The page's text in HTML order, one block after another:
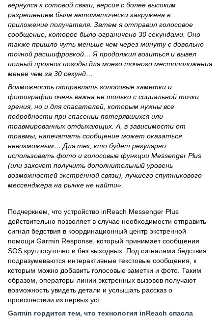
вернулся к сотовой связи, версия с более высоким
разрешением была автоматически загружена в
приложение получателя. Затем я отправил голосовое
сообщение, которое было ограничено 30 секундами. Оно
также пришло чуть меньше чем через минуту с довольно
точной расшифровкой… Я продолжил возиться и вывел
полный прогноз погоды для моего точного местоположения
менее чем за 30 секунд…
Возможность отправлять голосовые заметки и
фотографии очень важна не только с социальной точки
зрения, но и для спасателей, которым нужны все
подробности при спасении потерявшихся или
травмированных отдыхающих. А, в зависимости от
травмы, напечатать сообщение может оказаться
невозможным… Для тех, кто будет регулярно
использовать фото и голосовые функции Messenger Plus
(или захочет получить дополнительный уровень
возможностей экстренной связи), лучшего спутникового
мессенджера на рынке не найти».
Подчеркнем, что устройство inReach Messenger Plus
действительно позволяет в случае необходимости отправить
сигнал бедствия в координационный центр экстренной
помощи Garmin Response, который принимает сообщения
SOS круглосуточно и без выходных. Под сигналами бедствия
подразумеваются интерактивные текстовые сообщения, к
которым можно добавить голосовые заметки и фото. Таким
образом, операторы линии экстренных вызовов получают
возможность увидеть детали и услышать рассказ о
происшествии из первых уст.
Garmin гордится тем, что технология inReach спасла